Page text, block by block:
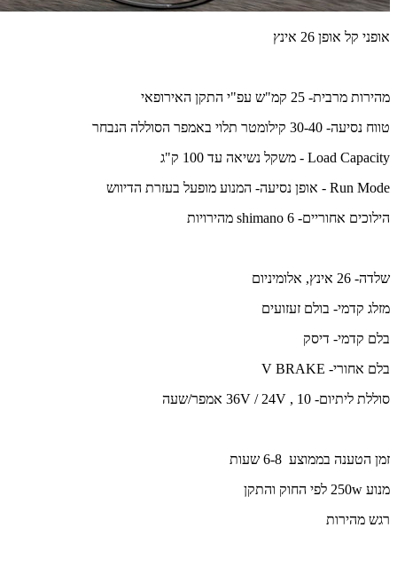
אופני קל אופן 26 אינץ
מהירות מרבית- 25 קמ"ש עפ"י התקן האירופאי
טווח נסיעה- 30-40 קילומטר תלוי באמפר הסוללה הנבחר
Load Capacity - משקל נשיאה עד 100 ק"ג
Run Mode - אופן נסיעה- המנוע מופעל בעזרת הדיווש
הילוכים אחוריים- 6 shimano מהירויות
שלדה- 26 אינץ, אלומיניום
מזלג קדמי- בולם זעזועים
בלם קדמי- דיסק
בלם אחורי- V BRAKE
סוללת ליתיום- 36V / 24V , 10 אמפר/שעה
זמן הטענה בממוצע 6-8 שעות
מנוע 250w לפי החוק והתקן
רגש מהירות